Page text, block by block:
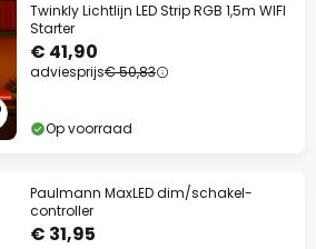
Twinkly Lichtlijn LED Strip RGB 1,5m WIFI
Starter
€ 41,90
adviesprijs€ 50,83
Op voorraad
Paulmann MaxLED dim/schakel-
controller
€ 31,95